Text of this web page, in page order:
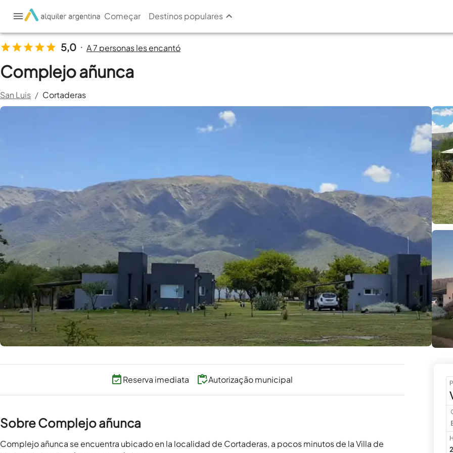
Começar Destinos populares
5,0 • A 7 personas les encantó
Complejo añunca
San Luis / Cortaderas
Reserva imediata Autorização municipal
Sobre Complejo añunca
Complejo añunca se encuentra ubicado en la localidad de Cortaderas, a pocos minutos de la Villa de